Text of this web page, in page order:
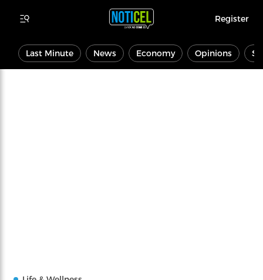
Register
Last Minute News Economy Opinions